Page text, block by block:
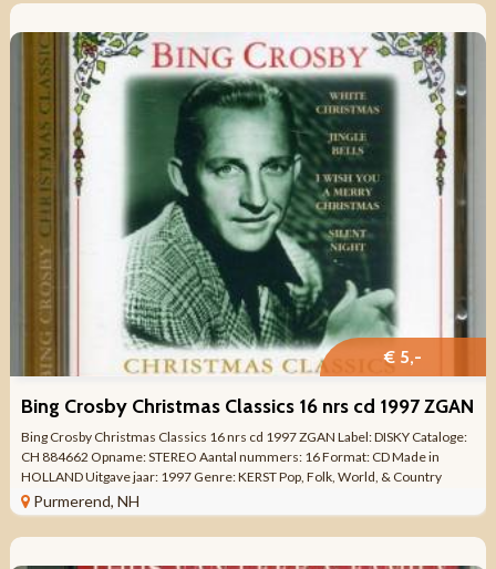
€ 5,-
Bing Crosby Christmas Classics 16 nrs cd 1997 ZGAN
Bing Crosby Christmas Classics 16 nrs cd 1997 ZGAN Label: DISKY Cataloge:
CH 884662 Opname: STEREO Aantal nummers: 16 Format: CD Made in
HOLLAND Uitgave jaar: 1997 Genre: KERST Pop, Folk, World, & Country
Kwaliteit: ZO GOED ...
Purmerend, NH